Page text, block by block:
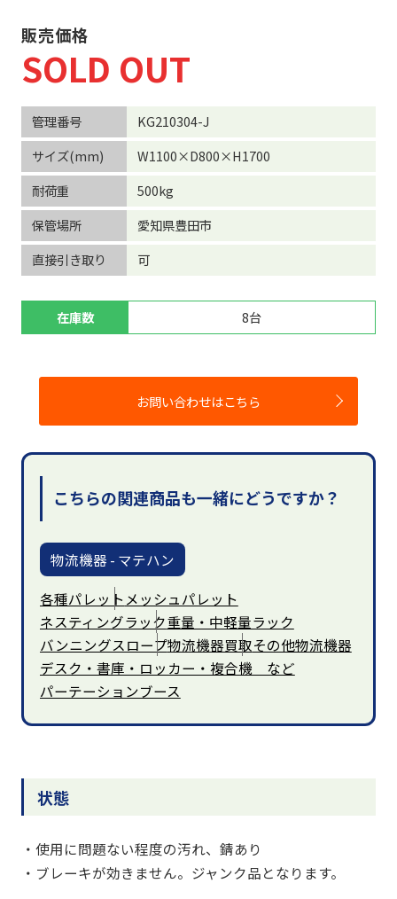
事務機器など
販売価格
SOLD OUT
管理番号
KG210304-J
サイズ(mm)
W1100×D800×H1700
耐荷重
500kg
保管場所
愛知県豊田市
直接引き取り
可
在庫数 8台
お問い合わせはこちら
こちらの関連商品も一緒にどうですか？
物流機器 - マテハン
各種パレット メッシュパレット
ネスティングラック重量・中軽量ラック
バンニングスロープ物流機器買取その他物流機器
デスク・書庫・ロッカー・複合機 など
パーテーションブース
状態
・使用に問題ない程度の汚れ、錆あり
・ブレーキが効きません。ジャンク品となります。